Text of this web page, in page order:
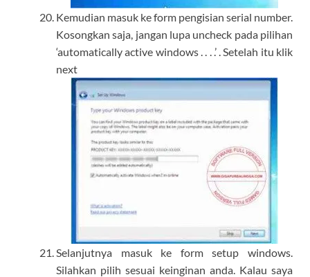
Kemudian masuk ke form pengisian serial number.
Kosongkan saja, jangan lupa uncheck pada pilihan
‘automatically active windows . . . .’ . Setelah itu klik
next
Selanjutnya masuk ke form setup windows.
Silahkan pilih sesuai keinginan anda. Kalau saya